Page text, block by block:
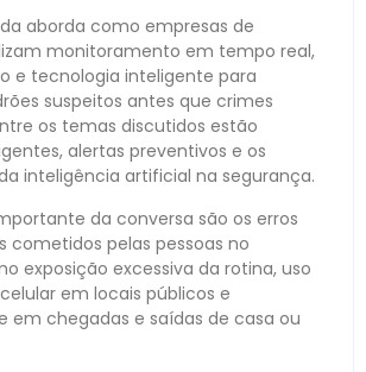
aborda como empresas de
monitoramento em tempo real,
e tecnologia inteligente para
suspeitos antes que crimes
os temas discutidos estão
alertas preventivos e os
inteligência artificial na segurança.
da conversa são os erros
cometidos pelas pessoas no
exposição excessiva da rotina, uso
em locais públicos e
em chegadas e saídas de casa ou